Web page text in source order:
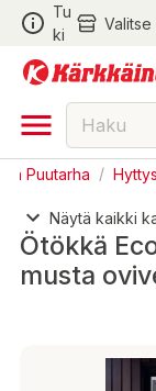
Tu
ki
Valitse
ja Puutarha /
Näytä kaikki
Ötökkä
musta